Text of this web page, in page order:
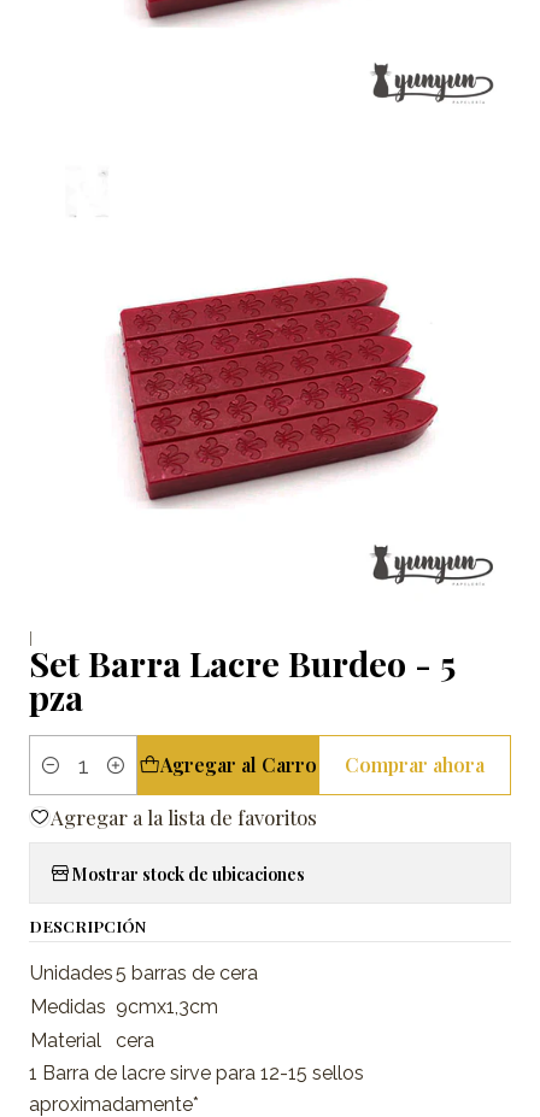
|
Set Barra Lacre Burdeo - 5
pza
Cantidad
Agregar al Carro Comprar ahora
Agregar a la lista de favoritos
Mostrar stock de ubicaciones
DESCRIPCIÓN
Unidades5 barras de cera
Medidas 9cmx1,3cm
Material
cera
1 Barra de lacre sirve para 12-15 sellos
aproximadamente*